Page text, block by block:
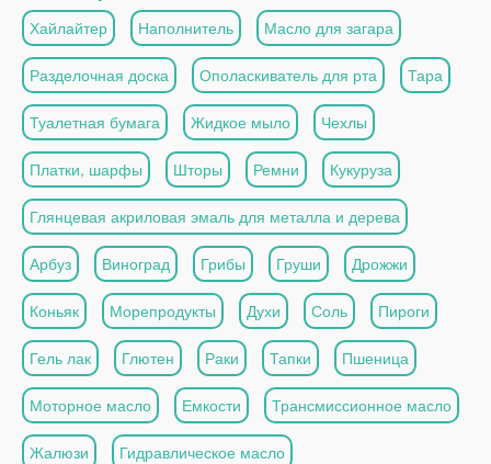
Хайлайтер Наполнитель Масло для загара
Разделочная доска Ополаскиватель для рта Тара
Туалетная бумага Жидкое мыло Чехлы
Платки, шарфы Шторы Ремни Кукуруза
Глянцевая акриловая эмаль для металла и дерева
Арбуз Виноград Грибы Груши Дрожжи
Коньяк Морепродукты Духи Соль Пироги
Гель лак Глютен Раки Тапки Пшеница
Моторное масло Емкости Трансмиссионное масло
Жалюзи Гидравлическое масло